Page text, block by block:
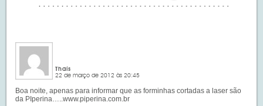
Thaís
22 de março de 2012 às 20:45
Boa noite, apenas para informar que as forminhas cortadas a laser são
da PIperina…..www.piperina.com.br